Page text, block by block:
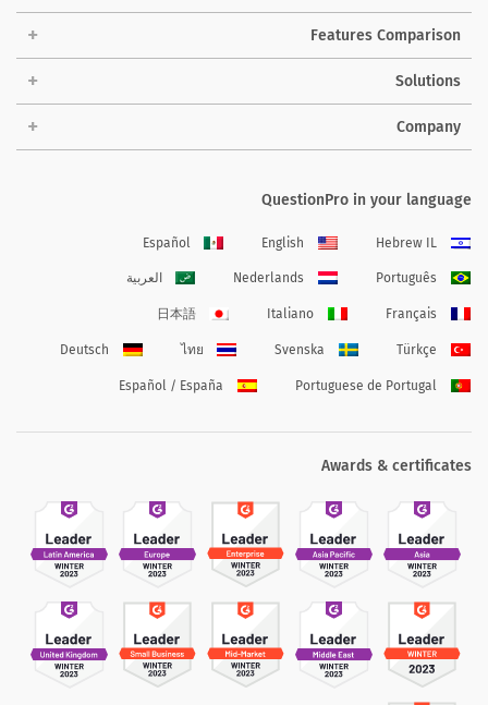
Features Comparison
Solutions
Company
QuestionPro in your language
Hebrew IL
English
Español
Português
Nederlands العربية
Français
Italiano
日本語
Türkçe
Svenska
ไทย
Deutsch
Portuguese de Portugal
Español / España
Awards & certificates